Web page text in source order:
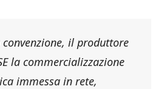
il produttore
la commercializzazione
immessa in rete,